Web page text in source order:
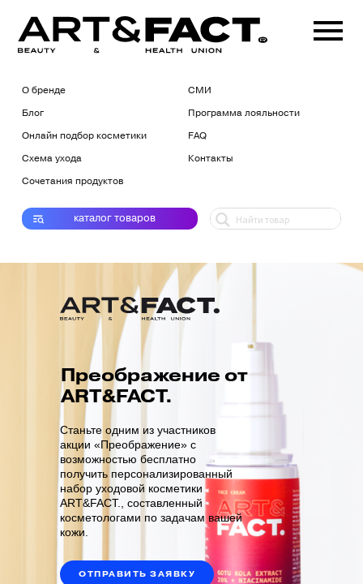
О бренде
Блог
Онлайн подбор косметики
Схема ухода
Сочетания продуктов
СМИ
Программа лояльности
FAQ
Контакты
каталогтоваров
ОТПРАВИТЬ ЗАЯВКУ
Преображение от
ART&FACT.
Станьте одним из участников
акции «Преображение» с
возможностью бесплатно
получить персонализированный
набор уходовой косметики
ART&FACT., составленный
косметологами по задачам вашей
кожи.